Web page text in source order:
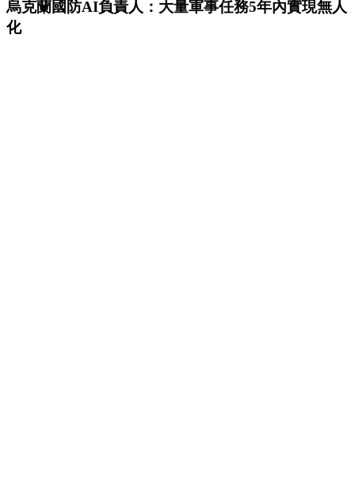
烏克蘭國防AI負責人：大量軍事任務5年內實現無人
化